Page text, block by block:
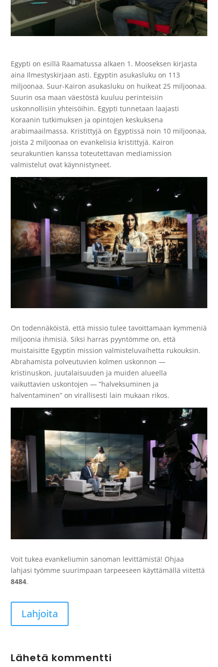
Egypti on esillä Raamatussa alkaen 1. Mooseksen kirjasta
aina Ilmestyskirjaan asti. Egyptin asukasluku on 113
miljoonaa. Suur-Kairon asukasluku on huikeat 25 miljoonaa.
Suurin osa maan väestöstä kuuluu perinteisiin
uskonnollisiin yhteisöihin. Egypti tunnetaan laajasti
Koraanin tutkimuksen ja opintojen keskuksena
arabimaailmassa. Kristittyjä on Egyptissä noin 10 miljoonaa,
joista 2 miljoonaa on evankelisia kristittyjä. Kairon
seurakuntien kanssa toteutettavan mediamission
valmistelut ovat käynnistyneet.
On todennäköistä, että missio tulee tavoittamaan kymmeniä
miljoonia ihmisiä. Siksi harras pyyntömme on, että
muistaisitte Egyptin mission valmisteluvaihetta rukouksin.
Abrahamista polveutuvien kolmen uskonnon —
kristinuskon, juutalaisuuden ja muiden alueella
vaikuttavien uskontojen — ”halveksuminen ja
halventaminen” on virallisesti lain mukaan rikos.
Voit tukea evankeliumin sanoman levittämistä! Ohjaa
lahjasi työmme suurimpaan tarpeeseen käyttämällä viitettä
8484.
Lahjoita
Lähetä kommentti